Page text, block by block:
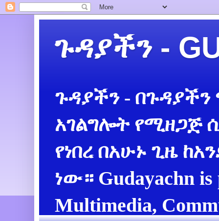
ጉዳያችን -
ጉዳያችን -
አገልግሎት የሚዘጋጅ
የነበረ በአሁኑ ጊዜ
ነው። Gudayachn is
Multimedia,